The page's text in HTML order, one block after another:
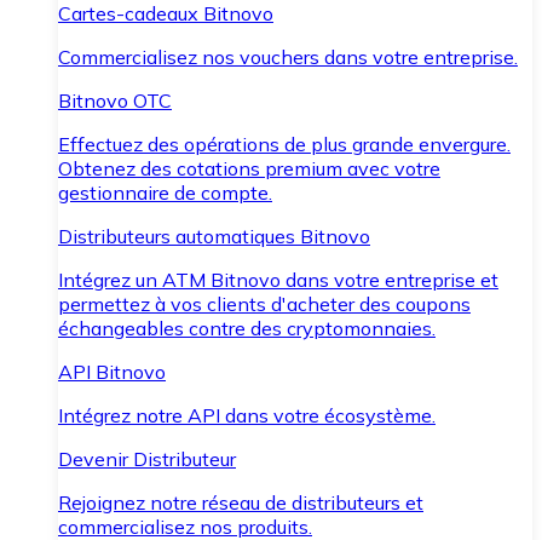
Cartes-cadeaux Bitnovo
Commercialisez nos vouchers dans votre entreprise.
Bitnovo OTC
Effectuez des opérations de plus grande envergure.
Obtenez des cotations premium avec votre
gestionnaire de compte.
Distributeurs automatiques Bitnovo
Intégrez un ATM Bitnovo dans votre entreprise et
permettez à vos clients d'acheter des coupons
échangeables contre des cryptomonnaies.
API Bitnovo
Intégrez notre API dans votre écosystème.
Devenir Distributeur
Rejoignez notre réseau de distributeurs et
commercialisez nos produits.